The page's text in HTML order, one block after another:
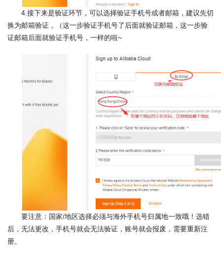
4.接下来是验证环节，可以选择验证手机号或者邮箱，建议先切
换为邮箱验证，（这一步验证手机号了后面就验证邮箱，这一步验
证邮箱后面就验证手机号，一样的啦~
要注意：国家/地区选择必须与海外手机号归属地一致哦！选错
后，无法更改，手机号就会无法验证，账号就会报废，需要重新注
册。